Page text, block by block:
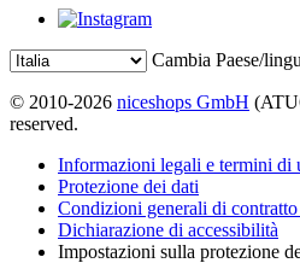
Cambia Paese/
© 2010-2026 niceshops GmbH
reserved.
Informazioni legali e termini di
Protezione dei dati
Condizioni generali di
Dichiarazione di accessibilità
Impostazioni sulla protezione